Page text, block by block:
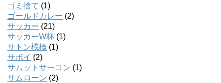
ゴミ捨て (1)
ゴールドカレー (2)
サッカー (21)
サッカーW杯 (1)
サトン桟橋 (1)
サボイ (2)
サムットサーコン (1)
サムローン (2)